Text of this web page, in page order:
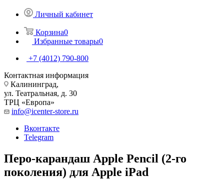
Личный кабинет
Корзина0
Избранные товары0
+7 (4012) 790-800
Контактная информация
Калининград,
ул. Театральная, д. 30
ТРЦ «Европа»
info@icenter-store.ru
Вконтакте
Telegram
Перо-карандаш Apple Pencil (2-го
поколения) для Apple iPad